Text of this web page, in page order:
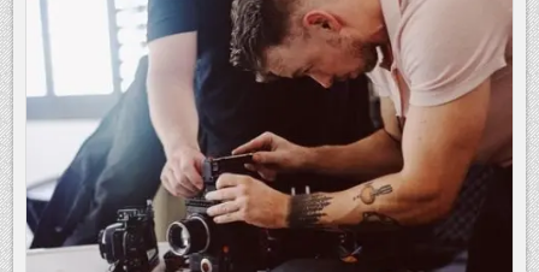
MOBILFUNKNETZ